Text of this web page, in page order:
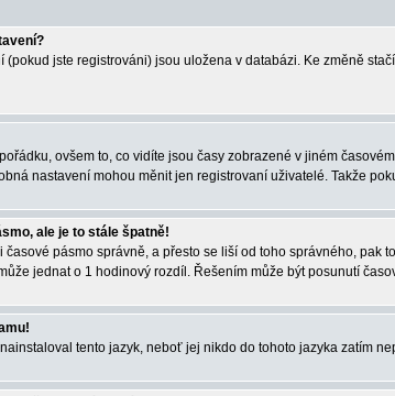
(pokud jste registrováni) jsou uložena v databázi. Ke změně
ovšem to, co vidíte jsou časy zobrazené v jiném
nastavení mohou měnit jen registrovaní uživatelé. Takže
ale je to stále špatně!
časové pásmo správně, a přesto se liší od toho správného,
jednat o 1 hodinový rozdíl. Řešením může být posunutí
tento jazyk, neboť jej nikdo do tohoto jazyka zatím